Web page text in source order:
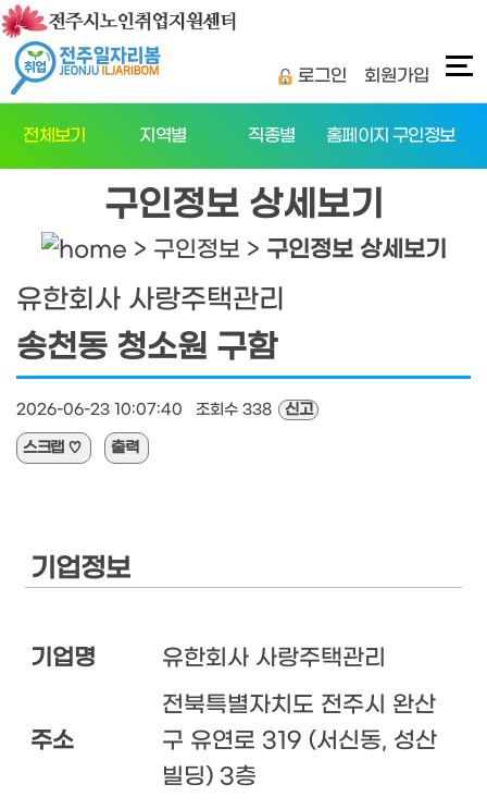
탑메뉴 바로가기
본문 바로가기
로그인 회원가입
전체보기 지역별 직종별 홈페이지 구인정보
구인정보 상세보기
> 구인정보 > 구인정보 상세보기
유한회사 사랑주택관리
송천동 청소원 구함
2026-06-23 10:07:40 조회수 338 신고
스크랩 ♡ 출력
기업정보
기업명 유한회사 사랑주택관리
주소
전북특별자치도 전주시 완산
구 유연로 319 (서신동, 성산
빌딩) 3층